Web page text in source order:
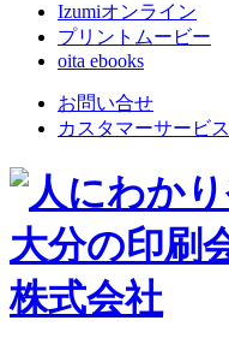
Izumiオンライン
プリントムービー
oita ebooks
お問い合せ
カスタマーサービス